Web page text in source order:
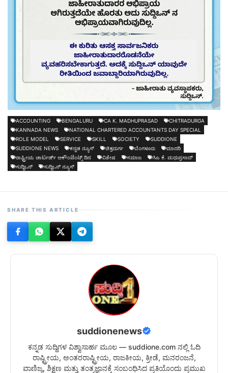
ACCOUNTING BENGALURU CA K. MADHUPRASAD
CHITRADURGA
KANNADA NEWS
NATIONAL CHARTERED ACCOUNTANTS DAY SPECIAL
ROLE MODEL
SERVICE SKILL SOCIETY
SUDDIONE
SUDDIONE NEWS
ಕನ್ನಡ ನ್ಯೂಸ್ ಚಿತ್ರದುರ್ಗ ಬೆಂಗಳೂರು
ಮಾದರಿ
ರಾಷ್ಟ್ರೀಯ ಚಾರ್ಟರ್ಡ್ ಅಕೌಂಟೆಂಟ್ಸ್ ದಿನ
ವಿಶೇಷ ಸಮಾಜ
ಸಿಎ ಕೆ. ಮಧುಪ್ರಸಾದ್
ಸುದ್ದಿಒನ್
ಸುದ್ದಿಒನ್ ನ್ಯೂಸ್
SHARE THIS ARTICLE
suddionenews
ಕನ್ನಡ ಸುದ್ದಿಗಳ ವಿಶ್ವಾಸಾರ್ಹ ಮೂಲ — suddione.com ನಲ್ಲಿ ಓದಿ
ರಾಷ್ಟ್ರೀಯ, ಅಂತರರಾಷ್ಟ್ರೀಯ, ರಾಜಕೀಯ, ಕ್ರೀಡೆ, ಮನರಂಜನೆ,
ವಾಣಿಜ್ಯ, ಶಿಕ್ಷಣ ಮತ್ತು ತಂತ್ರಜ್ಞಾನಕ್ಕೆ ಸಂಬಂಧಿಸಿದ ಪ್ರತಿಯೊಂದು ಪ್ರಮುಖ